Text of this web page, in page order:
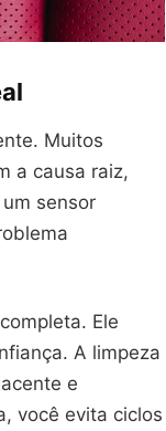
Muitos
a causa raiz,
sensor
Ele
A limpeza
e
você evita ciclos